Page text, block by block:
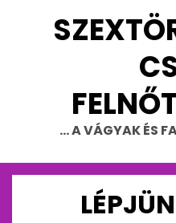
… A VÁGYAK ÉS